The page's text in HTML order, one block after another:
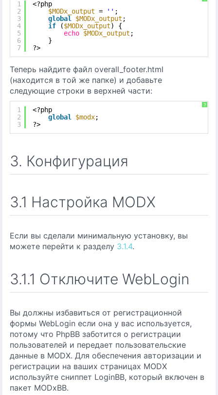
1
2
3
4
5
6
7
<?php
$MODx_output = '' ;
global
$MODx_output ;
if
($MODx_output) {
echo $MODx_output ;
}
?>
Теперь найдите файл overall_footer.html
(находится в той же папке) и добавьте
следующие строки в верхней части:
?
1
2
3
<?php
global
$modx;
?>
3. Конфигурация
3.1 Настройка MODX
Если вы сделали минимальную установку, вы
можете перейти к разделу 3.1.4.
3.1.1 Отключите WebLogin
Вы должны избавиться от регистрационной
формы WebLogin если она у вас используется,
потому что PhpBB заботится о регистрации
пользователей и передает пользовательские
данные в MODX. Для обеспечения авторизации и
регистрации на ваших страницах MODX
используйте сниппет LoginBB, который включен в
пакет MODxBB.